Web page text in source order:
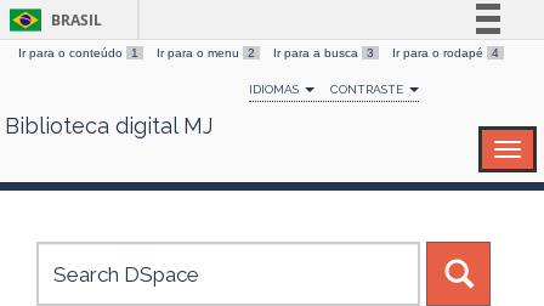
Skip
BRASIL
Simplifique!
Comunica BR
Canais
Ir para o conteúdo 1 Ir para o menu 2 Ir para a busca 3 Ir para o rodapé 4
IDIOMAS CONTRASTE
Biblioteca digital MJ